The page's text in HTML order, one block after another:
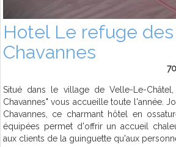
Hotel Le refuge des
Chavannes
Situé dans le village de Velle-Le-
Chavannes" vous accueille toute l'année.
Chavannes, ce charmant hôtel en
équipées permet d'offrir un accueil
aux clients de la guinguette qu'aux